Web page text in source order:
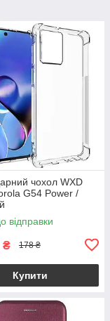
чохол WXD
G54 Power /
відправки
₴ 178 ₴
Купити